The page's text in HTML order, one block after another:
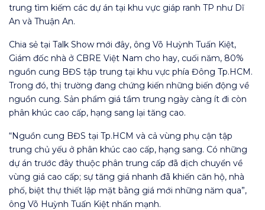
trung tìm kiếm các dự án tại khu vực giáp ranh TP như Dĩ
An và Thuận An.
Chia sẻ tại Talk Show mới đây, ông Võ Huỳnh Tuấn Kiệt,
Giám đốc nhà ở CBRE Việt Nam cho hay, cuối năm, 80%
nguồn cung BĐS tập trung tại khu vực phía Đông Tp.HCM.
Trong đó, thị trường đang chứng kiến những biến động về
nguồn cung. Sản phẩm giá tầm trung ngày càng ít đi còn
phân khúc cao cấp, hạng sang lại tăng cao.
“Nguồn cung BĐS tại Tp.HCM và cả vùng phụ cận tập
trung chủ yếu ở phân khúc cao cấp, hạng sang. Có những
dự án trước đây thuộc phân trung cấp đã dịch chuyển về
vùng giá cao cấp; sự tăng giá nhanh đã khiến căn hộ, nhà
phố, biệt thự thiết lập mặt bằng giá mới những năm qua”,
ông Võ Huỳnh Tuấn Kiệt nhấn mạnh.